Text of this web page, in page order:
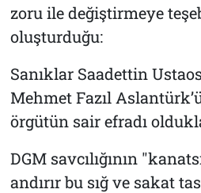
zoru ile değiştirmeye
oluşturduğu:
Sanıklar Saadettin
Mehmet Fazıl
örgütün sair efradı
DGM savcılığının
andırır bu sığ ve sakat